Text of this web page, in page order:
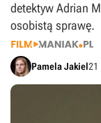
detektyw Adrian
osobistą sprawę.
Pamela Jakiel21